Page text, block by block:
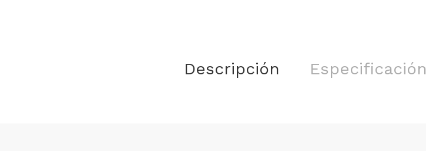
Descripción Especificación